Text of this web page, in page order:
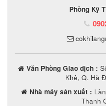
Phòng Kỹ
Văn Phòng Giao dịch :
Khê, Q. Hà
Nhà máy sản xuất :
Thanh